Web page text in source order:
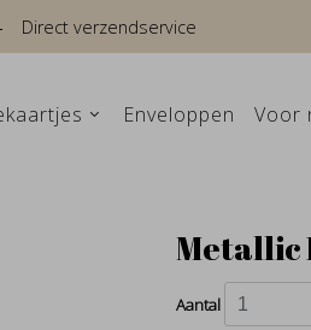
Direct verzendservice
Enveloppen Voor
Metallic
Aantal